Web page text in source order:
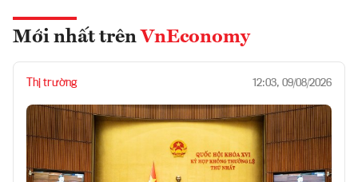
Mới nhất trên VnEconomy
Thị trường 12:03, 09/08/2026